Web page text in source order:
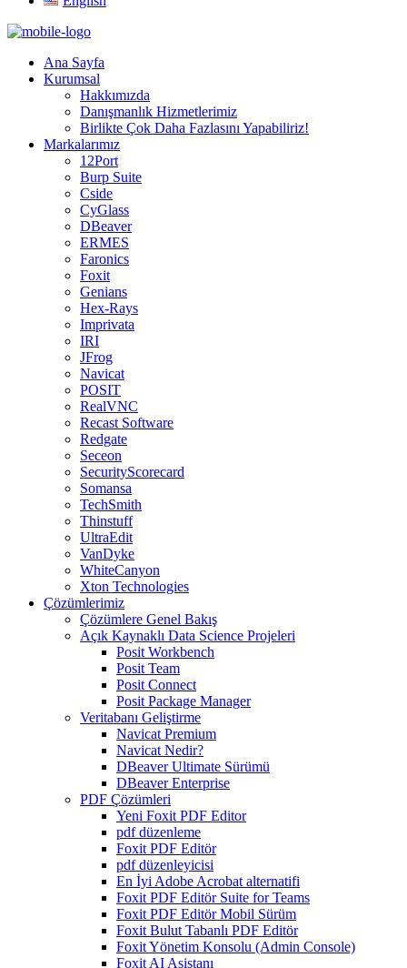
Ana Sayfa
Kurumsal
Hakkımızda
Danışmanlık Hizmetlerimiz
Birlikte Çok Daha Fazlasını Yapabiliriz!
Markalarımız
12Port
Burp Suite
Cside
CyGlass
DBeaver
ERMES
Faronics
Foxit
Genians
Hex-Rays
Imprivata
IRI
JFrog
Navicat
POSIT
RealVNC
Recast Software
Redgate
Seceon
SecurityScorecard
Somansa
TechSmith
Thinstuff
UltraEdit
VanDyke
WhiteCanyon
Xton Technologies
Çözümlerimiz
Çözümlere Genel Bakış
Açık Kaynaklı Data Science Projeleri
Posit Workbench
Posit Team
Posit Connect
Posit Package Manager
Veritabanı Geliştirme
Navicat Premium
Navicat Nedir?
DBeaver Ultimate Sürümü
DBeaver Enterprise
PDF Çözümleri
Yeni Foxit PDF Editor
pdf düzenleme
Foxit PDF Editör
pdf düzenleyicisi
En İyi Adobe Acrobat alternatifi
Foxit PDF Editör Suite for Teams
Foxit PDF Editör Mobil Sürüm
Foxit Bulut Tabanlı PDF Editör
Foxit Yönetim Konsolu (Admin Console)
Foxit AI Asistanı